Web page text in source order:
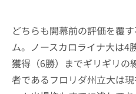
どちらも開幕前の評価を覆
ム。ノースカロライナ大は4
獲得（6勝）までギリギリの
者であるフロリダ州立大は